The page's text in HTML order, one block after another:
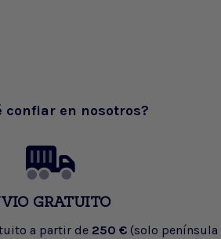
confiar en nosotros?
GRATUITO
a partir de 250 € (solo península